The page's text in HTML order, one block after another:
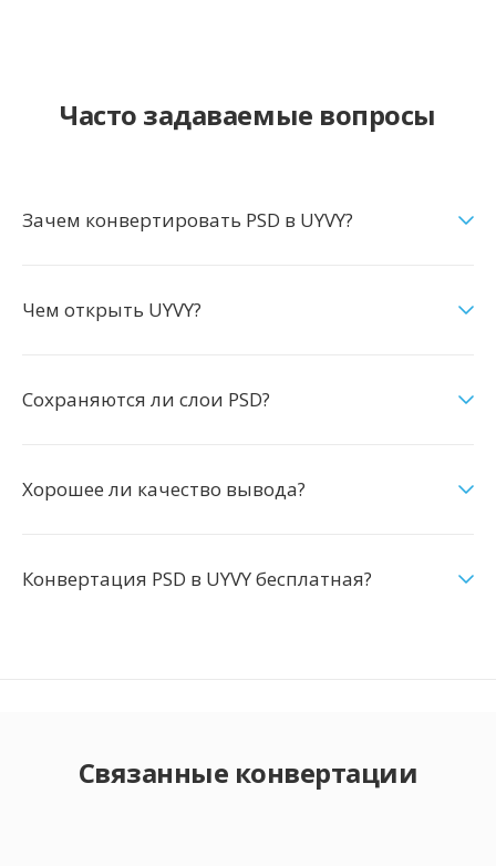
Часто задаваемые вопросы
Зачем конвертировать PSD в UYVY?
Чем открыть UYVY?
Сохраняются ли слои PSD?
Хорошее ли качество вывода?
Конвертация PSD в UYVY бесплатная?
Связанные конвертации